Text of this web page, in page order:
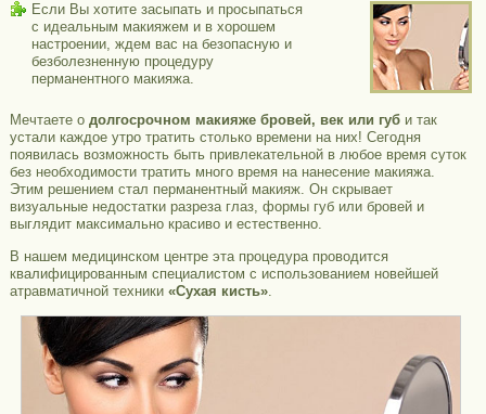
Если Вы хотите засыпать и просыпаться
с идеальным макияжем и в хорошем
настроении, ждем вас на безопасную и
безболезненную процедуру
перманентного макияжа.
Мечтаете о долгосрочном макияже бровей, век или губи так
устали каждое утро тратить столько времени на них! Сегодня
появилась возможность быть привлекательной в любое время суток
без необходимости тратить много время на нанесение макияжа.
Этим решением стал перманентный макияж. Он скрывает
визуальные недостатки разреза глаз, формы губ или бровей и
выглядит максимально красиво и естественно.
В нашем медицинском центре эта процедура проводится
квалифицированным специалистом с использованием новейшей
атравматичной техники «Сухая кисть».